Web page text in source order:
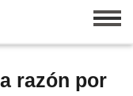
razón por